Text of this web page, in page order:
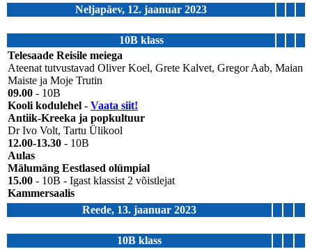
Neljapäev, 12. jaanuar 2023
10B klass
Telesaade Reisile meiega
Ateenat tutvustavad Oliver Koel, Grete Kalvet, Gregor Aab, Maian
Maiste ja Moje Trutin
09.00 - 10B
Kooli kodulehel - Vaata siit!
Antiik-Kreeka ja popkultuur
Dr Ivo Volt, Tartu Ülikool
12.00-13.30 - 10B
Aulas
Mälumäng Eestlased olümpial
15.00 - 10B - Igast klassist 2 võistlejat
Kammersaalis
Reede, 13. jaanuar 2023
10B klass